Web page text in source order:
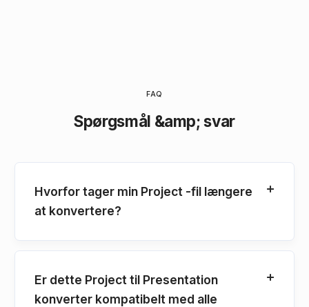
FAQ
Spørgsmål &amp; svar
Hvorfor tager min Project -fil længere
at konvertere?
Er dette Project til Presentation
konverter kompatibelt med alle